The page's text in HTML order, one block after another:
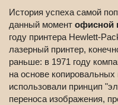
История успеха самой
данный момент офисной
году принтера Hewlett-
лазерный принтер,
раньше: в 1971 году
на основе
использовали принцип
переноса изображения,